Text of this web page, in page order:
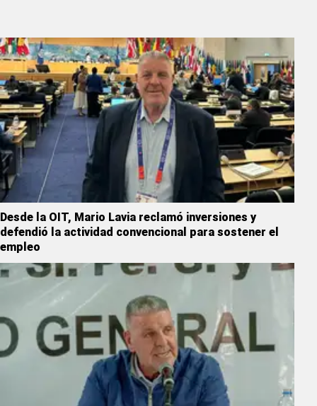
Desde la OIT, Mario Lavia reclamó inversiones y
defendió la actividad convencional para sostener el
empleo